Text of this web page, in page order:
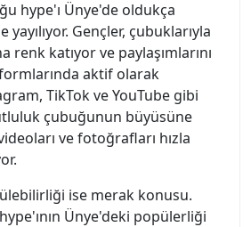
hype'ı Ünye'de oldukça
Gençler, çubuklarıyla
renk katıyor ve paylaşımlarını
aktif olarak
TikTok ve YouTube gibi
çubuğunun büyüsüne
ve fotoğrafları hızla
ise merak konusu.
Ünye'deki popülerliği